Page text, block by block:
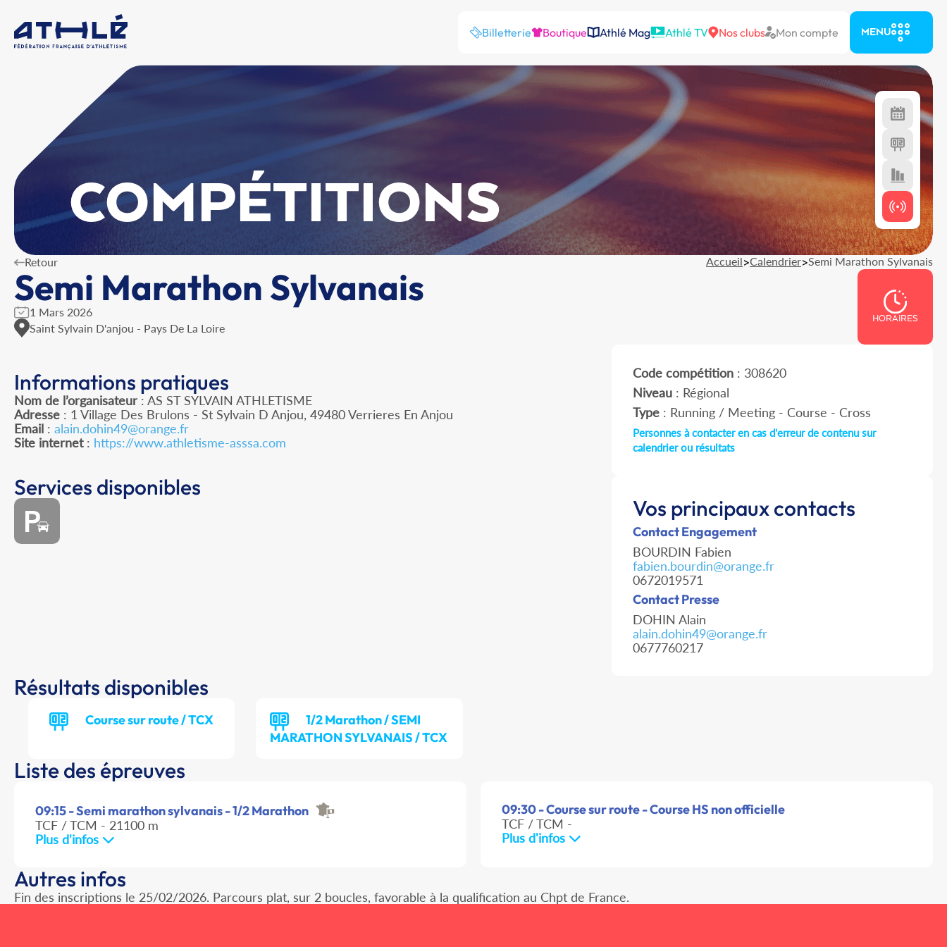
Billetterie Boutique Athlé Mag Athlé TV Nos clubs Mon compte MENU
COMPÉTITIONS
Retour Accueil>Calendrier>Semi Marathon Sylvanais
Semi Marathon Sylvanais
1 Mars 2026
Saint Sylvain D'anjou - Pays De La Loire
HORAIRES
Informations pratiques
Nom de l’organisateur : AS ST SYLVAIN ATHLETISME
Adresse : 1 Village Des Brulons - St Sylvain D Anjou, 49480 Verrieres En Anjou
Email : alain.dohin49@orange.fr
Site internet: https://www.athletisme-asssa.com
Code compétition: 308620
Niveau: Régional
Type: Running / Meeting - Course - Cross
Personnes à contacter en cas d'erreur de contenu sur
calendrier ou résultats
Services disponibles
Vos principaux contacts
Contact Engagement
BOURDIN Fabien
fabien.bourdin@orange.fr
0672019571
Contact Presse
DOHIN Alain
alain.dohin49@orange.fr
0677760217
Résultats disponibles
Course sur route / TCX
1/2 Marathon / SEMI
MARATHON SYLVANAIS / TCX
Liste des épreuves
09:15 - Semi marathon sylvanais - 1/2 Marathon
TCF / TCM - 21100 m
Plus d'infos
09:30 - Course sur route - Course HS non officielle
TCF / TCM -
Plus d'infos
Autres infos
Fin des inscriptions le 25/02/2026. Parcours plat, sur 2 boucles, favorable à la qualification au Chpt de France.